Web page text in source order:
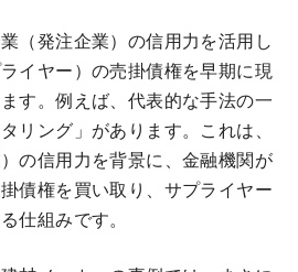
（発注企業）の信用力を活用し
イヤー）の売掛債権を早期に現
す。例えば、代表的な手法の一
リング」があります。これは、
の信用力を背景に、金融機関が
債権を買い取り、サプライヤー
仕組みです。